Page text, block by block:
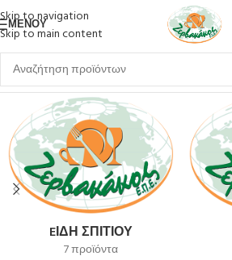
Skip to navigation
Skip to main content
ΜΕΝΟΎ
Αρχική σελίδα Millennium.
EΊΔΗ ΣΠΙΤΙΟΎ
7 προϊόντα